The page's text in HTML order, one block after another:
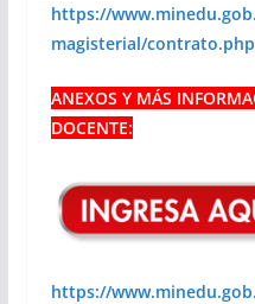
https://
magisterial/contrato.php
ANEXOS Y MÁS
DOCENTE:
https://